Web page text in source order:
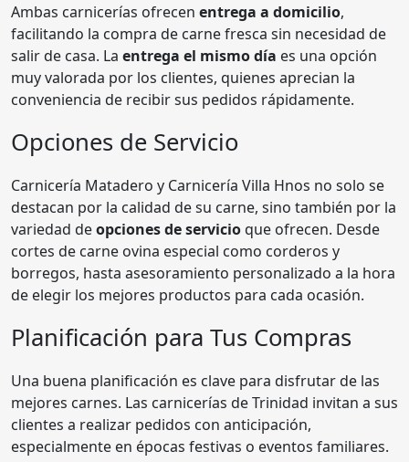
Ambas carnicerías ofrecen entrega a domicilio,
facilitando la compra de carne fresca sin necesidad de
salir de casa. La entrega el mismo día es una opción
muy valorada por los clientes, quienes aprecian la
conveniencia de recibir sus pedidos rápidamente.
Opciones de Servicio
Carnicería Matadero y Carnicería Villa Hnos no solo se
destacan por la calidad de su carne, sino también por la
variedad deopciones de servicioque ofrecen. Desde
cortes de carne ovina especial como corderos y
borregos, hasta asesoramiento personalizado a la hora
de elegir los mejores productos para cada ocasión.
Planificación para Tus Compras
Una buena planificación es clave para disfrutar de las
mejores carnes. Las carnicerías de Trinidad invitan a sus
clientes a realizar pedidos con anticipación,
especialmente en épocas festivas o eventos familiares.